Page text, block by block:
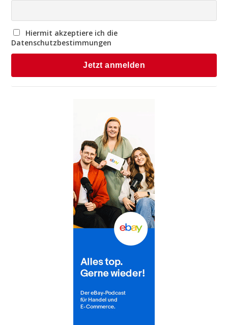
Hiermit akzeptiere ich die
Datenschutzbestimmungen